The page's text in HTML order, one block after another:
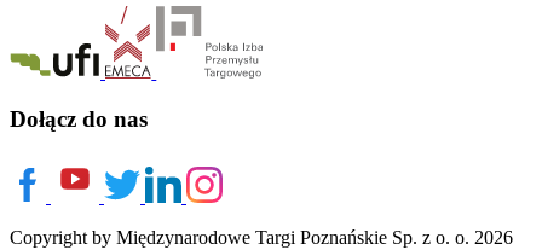
Dołącz do nas
Copyright by Międzynarodowe Targi Poznańskie Sp. z o. o. 2026